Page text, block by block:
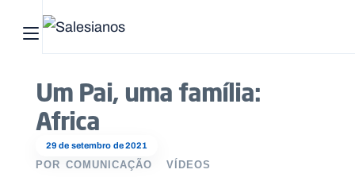
Abrir menu principal
29 de setembro de 2021
Um Pai, uma família:
Africa
POR COMUNICAÇÃO VÍDEOS
Pesquisar no site
Início
Quem